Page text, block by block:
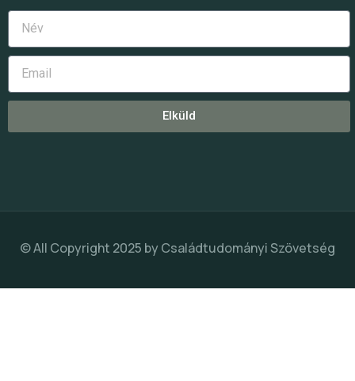
Elküld
© All Copyright 2025 byCsaládtudományi Szövetség